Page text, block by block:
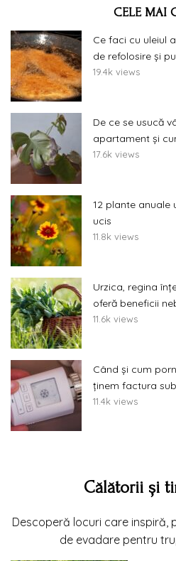
CELE MAI
Ce faci cu uleiul
de refolosire și
19.4k views
De ce se usucă
apartament și
17.6k views
12 plante anuale
ucis
11.8k views
Urzica, regina
oferă beneficii
11.6k views
Când și cum
ținem factura
11.4k views
Călătorii și
Descoperă locuri care inspiră,
de evadare pentru